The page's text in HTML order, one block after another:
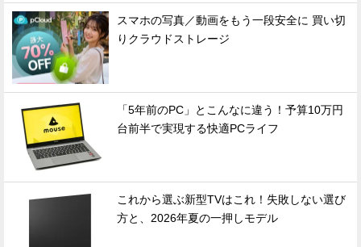
スマホの写真／動画をもう一段安全に 買い切
りクラウドストレージ
「5年前のPC」とこんなに違う！予算10万円
台前半で実現する快適PCライフ
これから選ぶ新型TVはこれ！失敗しない選び
方と、2026年夏の一押しモデル